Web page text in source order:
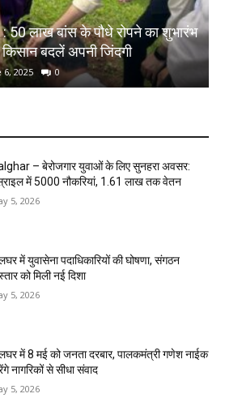
लाख बांस के पौधे रोपने का शुभारंभ
बदलें अपनी जिंदगी
0
– बेरोजगार युवाओं के लिए सुनहरा अवसर:
में 5000 नौकरियां, ₹1.61 लाख तक वेतन
5, 2026
में युवासेना पदाधिकारियों की घोषणा, संगठन
को मिली नई दिशा
5, 2026
में 8 मई को जनता दरबार, पालकमंत्री गणेश नाईक
नागरिकों से सीधा संवाद
5, 2026